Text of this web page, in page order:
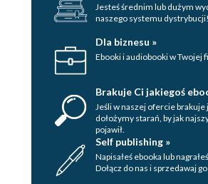
Jesteś średnim lub dużym
naszego systemu dystrybucji!
Dla biznesu »
Ebooki i audiobooki w Twojej
Brakuje Ci jakiegoś
Jeśli w naszej ofercie brakuje
dołożymy starań, by jak
pojawił.
Self publishing »
Napisałeś ebooka lub
Dołącz do nas i sprzedawaj